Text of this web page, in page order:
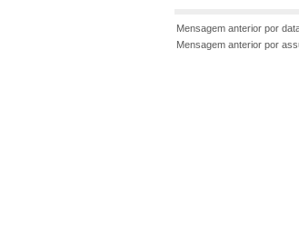
Mensagem anterior por
Mensagem anterior por